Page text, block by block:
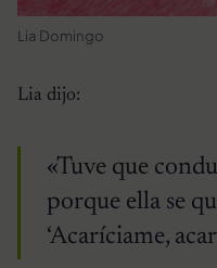
Lia Domingo
Lia dijo:
«Tuve que
porque ella se
‘Acaríciame,